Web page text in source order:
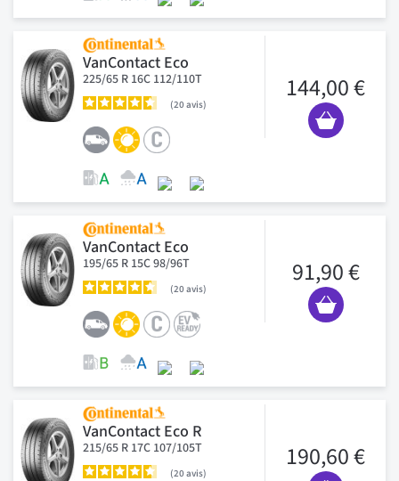
VanContact Eco
225/65 R 16C 112/110T
20avis
144,00 €
VanContact Eco
195/65 R 15C 98/96T
20avis
91,90 €
VanContact Eco R
215/65 R 17C 107/105T
20avis
190,60 €